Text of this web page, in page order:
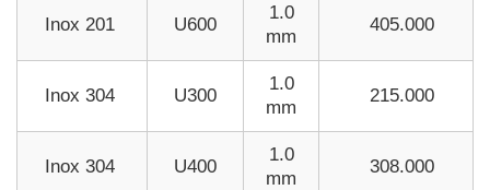
Inox 201 U600
1.0
mm
405.000
Inox 304 U300
1.0
mm
215.000
Inox 304 U400
1.0
mm
308.000